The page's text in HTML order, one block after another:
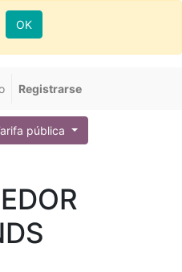
OK
Registrarse
pública